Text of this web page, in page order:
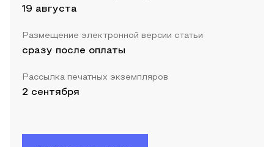
19 августа
Размещение электронной версии статьи
сразу после оплаты
Рассылка печатных экземпляров
2 сентября